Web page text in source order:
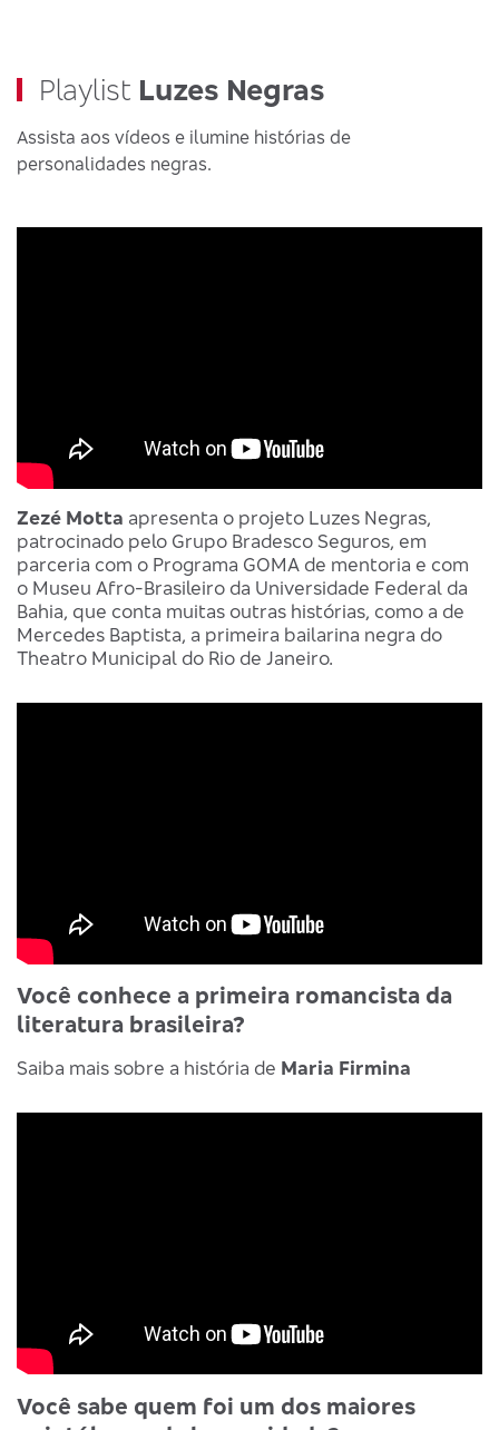
Playlist Luzes Negras
Assista aos vídeos e ilumine histórias de
personalidades negras.
Zezé Motta apresenta o projeto Luzes Negras,
patrocinado pelo Grupo Bradesco Seguros, em
parceria com o Programa GOMA de mentoria e com
o Museu Afro-Brasileiro da Universidade Federal da
Bahia, que conta muitas outras histórias, como a de
Mercedes Baptista, a primeira bailarina negra do
Theatro Municipal do Rio de Janeiro.
Você conhece a primeira romancista da
literatura brasileira?
Saiba mais sobre a história de Maria Firmina
Você sabe quem foi um dos maiores